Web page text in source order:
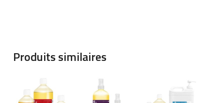
Produits similaires